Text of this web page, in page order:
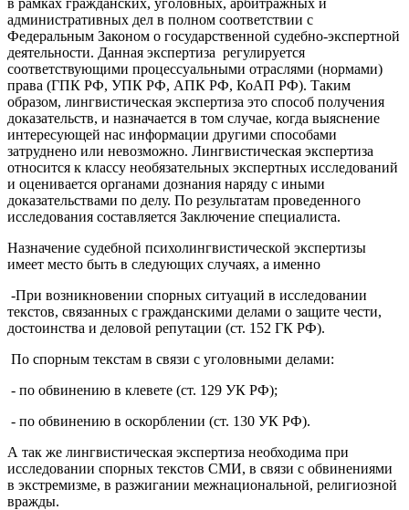
административных дел в полном соответствии с
Федеральным Законом о государственной судебно-экспертной
деятельности. Данная экспертиза регулируется
соответствующими процессуальными отраслями (нормами)
права (ГПК РФ, УПК РФ, АПК РФ, КоАП РФ). Таким
образом, лингвистическая экспертиза это способ получения
доказательств, и назначается в том случае, когда выяснение
интересующей нас информации другими способами
затруднено или невозможно. Лингвистическая экспертиза
относится к классу необязательных экспертных исследований
и оценивается органами дознания наряду с иными
доказательствами по делу. По результатам проведенного
исследования составляется Заключение специалиста.
Назначение судебной психолингвистической экспертизы
имеет место быть в следующих случаях, а именно
-При возникновении спорных ситуаций в исследовании
текстов, связанных с гражданскими делами о защите чести,
достоинства и деловой репутации (ст. 152 ГК РФ).
По спорным текстам в связи с уголовными делами:
- по обвинению в клевете (ст. 129 УК РФ);
- по обвинению в оскорблении (ст. 130 УК РФ).
А так же лингвистическая экспертиза необходима при
исследовании спорных текстов СМИ, в связи с обвинениями
в экстремизме, в разжигании межнациональной, религиозной
вражды.